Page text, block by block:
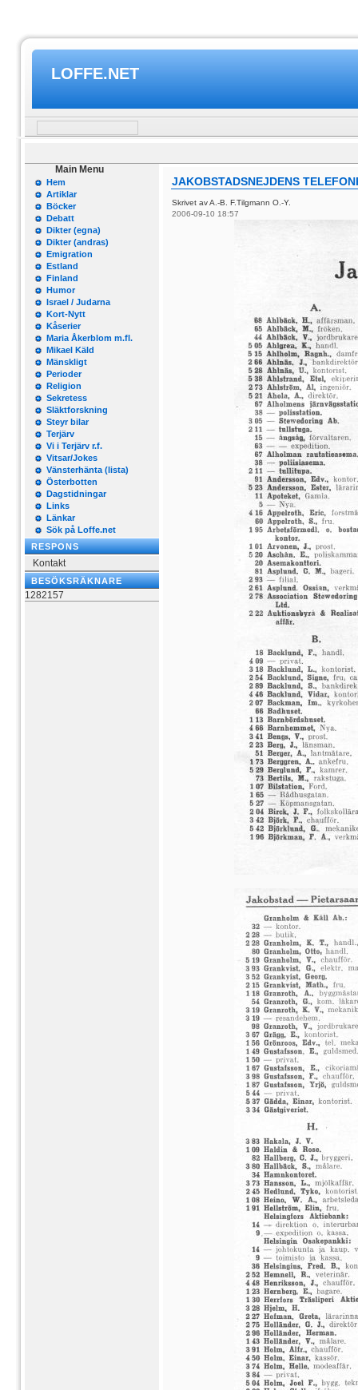
LOFFE.NET
Main Menu
Hem
Artiklar
Böcker
Debatt
Dikter (egna)
Dikter (andras)
Emigration
Estland
Finland
Humor
Israel / Judarna
Kort-Nytt
Kåserier
Maria Åkerblom m.fl.
Mikael Käld
Mänskligt
Perioder
Religion
Sekretess
Släktforskning
Steyr bilar
Terjärv
Vi i Terjärv r.f.
Vitsar/Jokes
Vänsterhänta (lista)
Österbotten
Dagstidningar
Links
Länkar
Sök på Loffe.net
RESPONS
Kontakt
BESÖKSRÄKNARE
1282157
JAKOBSTADSNEJDENS
Skrivet av A.-B. F.Tilgmann O.-Y.
2006-09-10 18:57